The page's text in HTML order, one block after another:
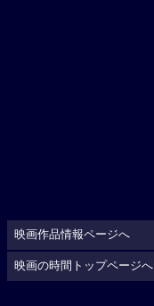
映画作品情報ページへ
映画の時間トップページへ